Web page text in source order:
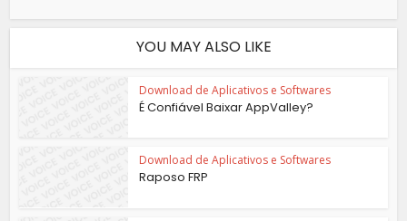
YOU MAY ALSO LIKE
Download de Aplicativos e Softwares
É Confiável Baixar AppValley?
Download de Aplicativos e Softwares
Raposo FRP